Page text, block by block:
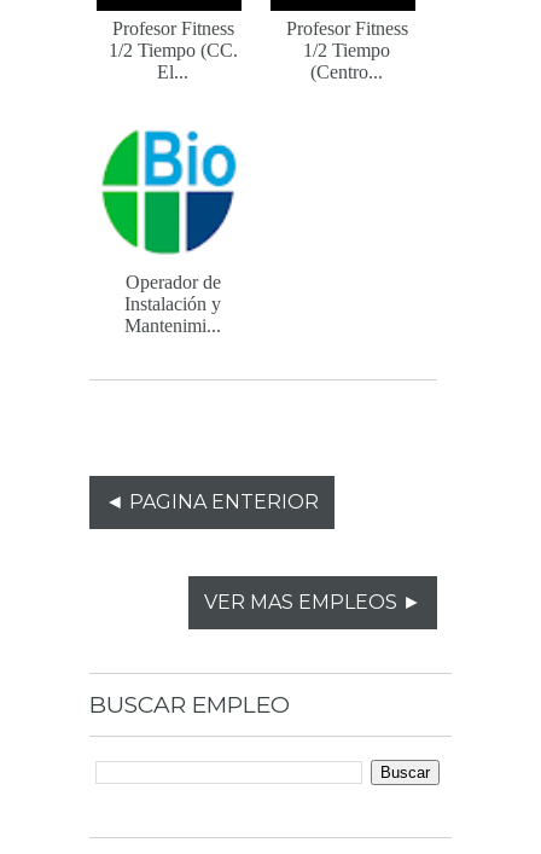
Profesor Fitness
1/2 Tiempo (CC.
El...
Profesor Fitness
1/2 Tiempo
(Centro...
Operador de
Instalación y
Mantenimi...
◄ PAGINA ENTERIOR
VER MAS EMPLEOS ►
BUSCAR EMPLEO